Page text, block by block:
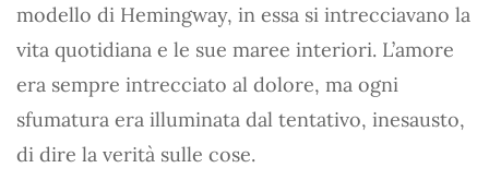
modello di Hemingway, in essa si intrecciavano la
vita quotidiana e le sue maree interiori. L’amore
era sempre intrecciato al dolore, ma ogni
sfumatura era illuminata dal tentativo, inesausto,
di dire la verità sulle cose.